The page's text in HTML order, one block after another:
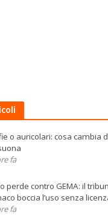
o auricolari: cosa cambia
fa
perde contro GEMA: il
boccia l’uso senza
fa